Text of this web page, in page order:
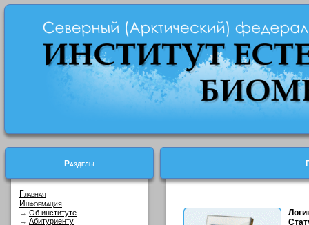
Разделы
Главная
Информация
→ Об институте
→ Абитуриенту